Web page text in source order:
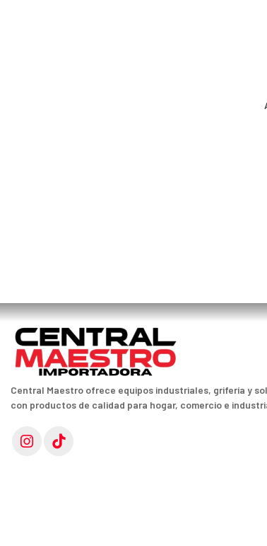
Central Maestro ofrece equipos industriales, grifería y
con productos de calidad para hogar, comercio e